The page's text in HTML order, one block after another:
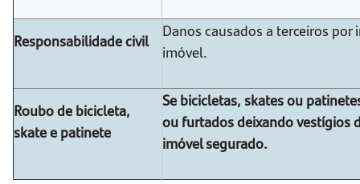
Responsabilidade civil
Danos causados a terceiros por
imóvel.
Roubo de bicicleta,
skate e patinete
Se bicicletas, skates ou
ou furtados deixando vestígios
imóvel segurado.